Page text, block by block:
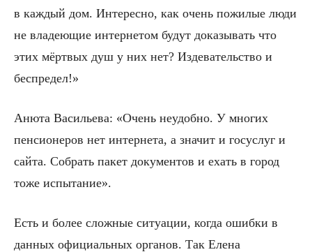
в каждый дом. Интересно, как очень пожилые люди
не владеющие интернетом будут доказывать что
этих мёртвых душ у них нет? Издевательство и
беспредел!»
Анюта Васильева: «Очень неудобно. У многих
пенсионеров нет интернета, а значит и госуслуг и
сайта. Собрать пакет документов и ехать в город
тоже испытание».
Есть и более сложные ситуации, когда ошибки в
данных официальных органов. Так Елена